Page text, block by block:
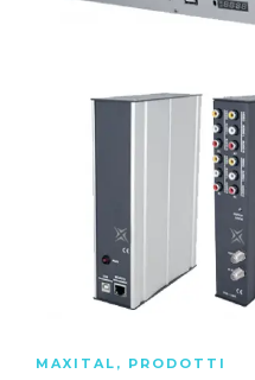
MAXITAL , PRODOTTI